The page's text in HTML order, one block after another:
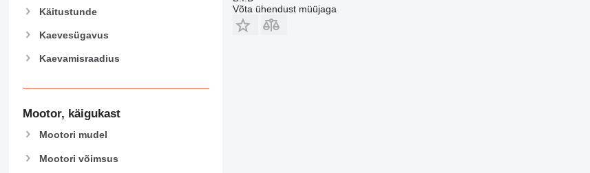
Käitustunde
Kaevesügavus
Kaevamisraadius
Mootor, käigukast
Mootori mudel
Mootori võimsus
Võta ühendust müüjaga